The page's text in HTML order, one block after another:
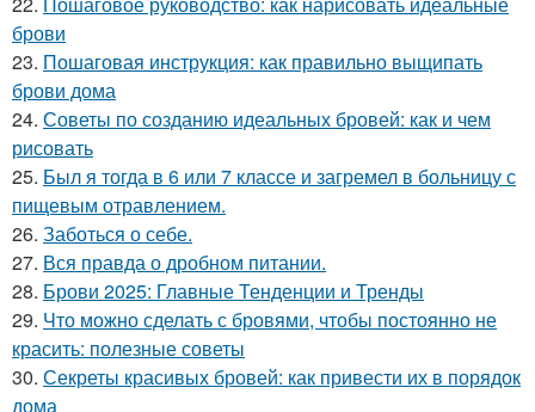
брови
23. Пошаговая инструкция: как правильно выщипать
брови дома
24. Советы по созданию идеальных бровей: как и чем
рисовать
25. Был я тогда в 6 или 7 классе и загремел в больницу с
пищевым отравлением.
26. Заботься о себе.
27. Вся правда о дробном питании.
28. Брови 2025: Главные Тенденции и Тренды
29. Что можно сделать с бровями, чтобы постоянно не
красить: полезные советы
30. Секреты красивых бровей: как привести их в порядок
дома